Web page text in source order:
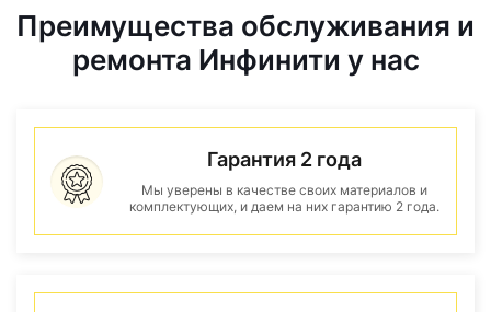
Преимущества обслуживания и
ремонта Инфинити у нас
Гарантия 2 года
Мы уверены в качестве своих материалов и
комплектующих, и даем на них гарантию 2 года.